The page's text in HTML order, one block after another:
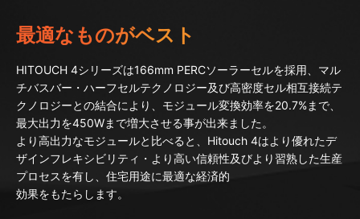
最適なものがベスト
HITOUCH 4シリーズは166mm PERCソーラーセルを採用、マル
チバスバー・ハーフセルテクノロジー及び高密度セル相互接続テ
クノロジーとの結合により、モジュール変換効率を20.7%まで、
最大出力を450Wまで増大させる事が出来ました。
より高出力なモジュールと比べると、Hitouch 4はより優れたデ
ザインフレキシビリティ・より高い信頼性及びより習熟した生産
プロセスを有し、住宅用途に最適な経済的
効果をもたらします。